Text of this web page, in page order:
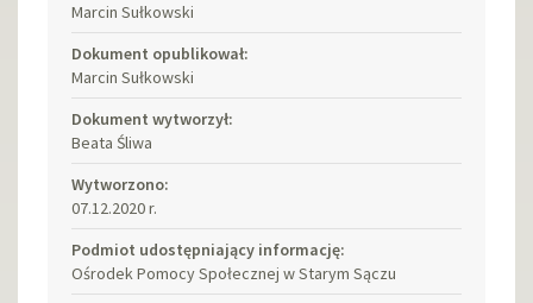
Marcin Sułkowski
Dokument opublikował:
Marcin Sułkowski
Dokument wytworzył:
Beata Śliwa
Wytworzono:
07.12.2020 r.
Podmiot udostępniający informację:
Ośrodek Pomocy Społecznej w Starym Sączu